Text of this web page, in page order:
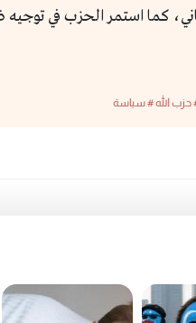
كما استمر الحزب في توجيه
حزب الله# سياسة